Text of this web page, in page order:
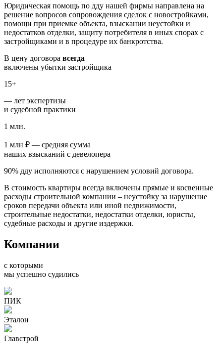
Юридическая помощь по дду нашей фирмы направлена на
решение вопросов сопровождения сделок с новостройками,
помощи при приемке объекта, взыскании неустойки и
недостатков отделки, защиту потребителя в иных спорах с
застройщиками и в процедуре их банкротства.
В цену договора всегда
включены убытки застройщика
15+
— лет экспертизы
и судебной практики
1 млн.
1 млн ₽ — средняя сумма
наших взысканий с девелопера
90% дду исполняются с нарушением условий договора.
В стоимость квартиры всегда включены прямые и косвенные
расходы строительной компании – неустойку за нарушение
сроков передачи объекта или иной недвижимости,
строительные недостатки, недостатки отделки, юристы,
судебные расходы и другие издержки.
Компании
с которыми
мы успешно судились
ПИК
Эталон
Главстрой